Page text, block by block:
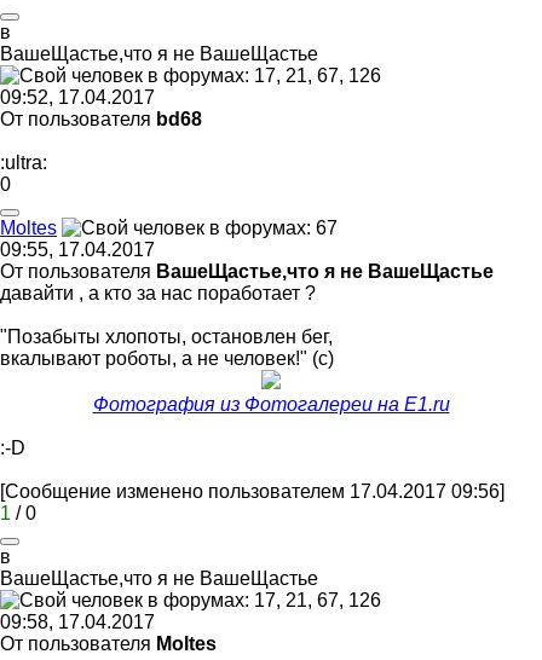
в
ВашеЩастье,что я не ВашеЩастье
09:52, 17.04.2017
От пользователя bd68
:ultra:
0
Moltes
09:55, 17.04.2017
От пользователя ВашеЩастье,что я не ВашеЩастье
давайти , а кто за нас поработает ?
"Позабыты хлопоты, остановлен бег,
вкалывают роботы, а не человек!" (с)
Фотография из Фотогалереи на E1.ru
:-D
[Сообщение изменено пользователем 17.04.2017 09:56]
1 /0
в
ВашеЩастье,что я не ВашеЩастье
09:58, 17.04.2017
От пользователя Moltes